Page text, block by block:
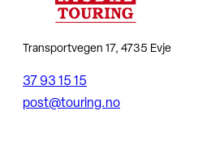
Transportvegen 17, 4735 Evje
37 93 15 15
post@touring.no